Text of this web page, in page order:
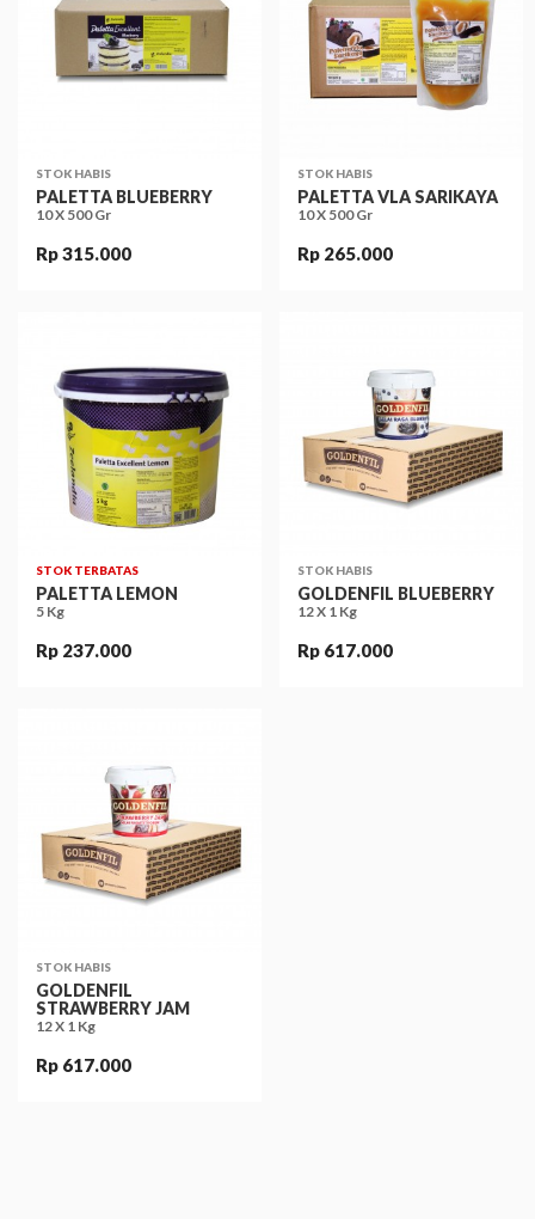
STOK HABIS
PALETTA BLUEBERRY
10 X 500 Gr
Rp 315.000
STOK HABIS
PALETTA VLA SARIKAYA
10 X 500 Gr
Rp 265.000
STOK TERBATAS
PALETTA LEMON
5 Kg
Rp 237.000
STOK HABIS
GOLDENFIL BLUEBERRY
12 X 1 Kg
Rp 617.000
STOK HABIS
GOLDENFIL
STRAWBERRY JAM
12 X 1 Kg
Rp 617.000